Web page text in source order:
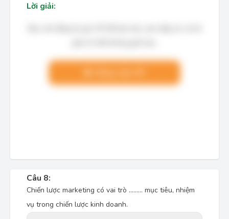
Lời giải:
Câu 8:
Chiến lược marketing có vai trò ……… mục tiêu, nhiệm
vụ trong chiến lược kinh doanh.